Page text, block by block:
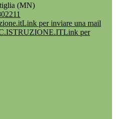
(MN)
Link per inviare una mail
Link per